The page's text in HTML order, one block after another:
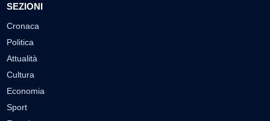
SEZIONI
Cronaca
Politica
Attualità
Cultura
Economia
Sport